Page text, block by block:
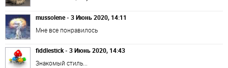
mussolene - 3 Июнь 2020, 14:11
Мне все понравилось
fiddlestick - 3 Июнь 2020, 14:43
Знакомый стиль...